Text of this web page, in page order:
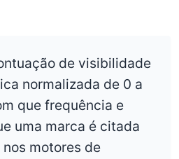
de visibilidade
normalizada de 0 a
que frequência e
uma marca é citada
motores de